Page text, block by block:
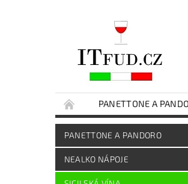
PANETTONE A
ČOKOLÁDY
EXTRA
SICILSKÉ DELIKATESY
PANETTONE A PANDORO
NEALKO NÁPOJE